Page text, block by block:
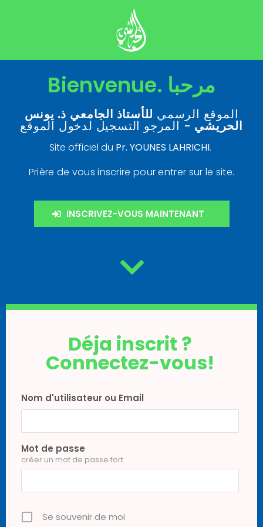
Bienvenue. مرحبا
الموقع الرسمي للأستاذ الجامعي ذ. يونس
الحريشي - المرجو التسجيل لدخول الموقع
Site officiel du Pr. YOUNES LAHRICHI.
Prière de vous inscrire pour entrer sur le site.
INSCRIVEZ-VOUS MAINTENANT
Déja inscrit ?
Connectez-vous!
Nom d'utilisateur ou Email
Mot de passe
créer un mot de passe fort
Se souvenir de moi